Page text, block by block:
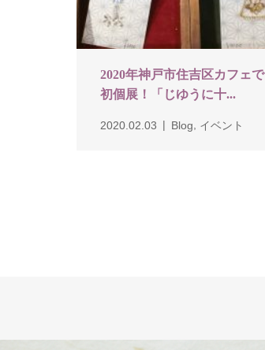
2020年神戸市住吉区カフェで
初個展！「じゆうに十...
2020.02.03 Blog, イベント